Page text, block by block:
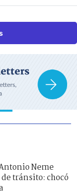
Neme
tránsito: chocó